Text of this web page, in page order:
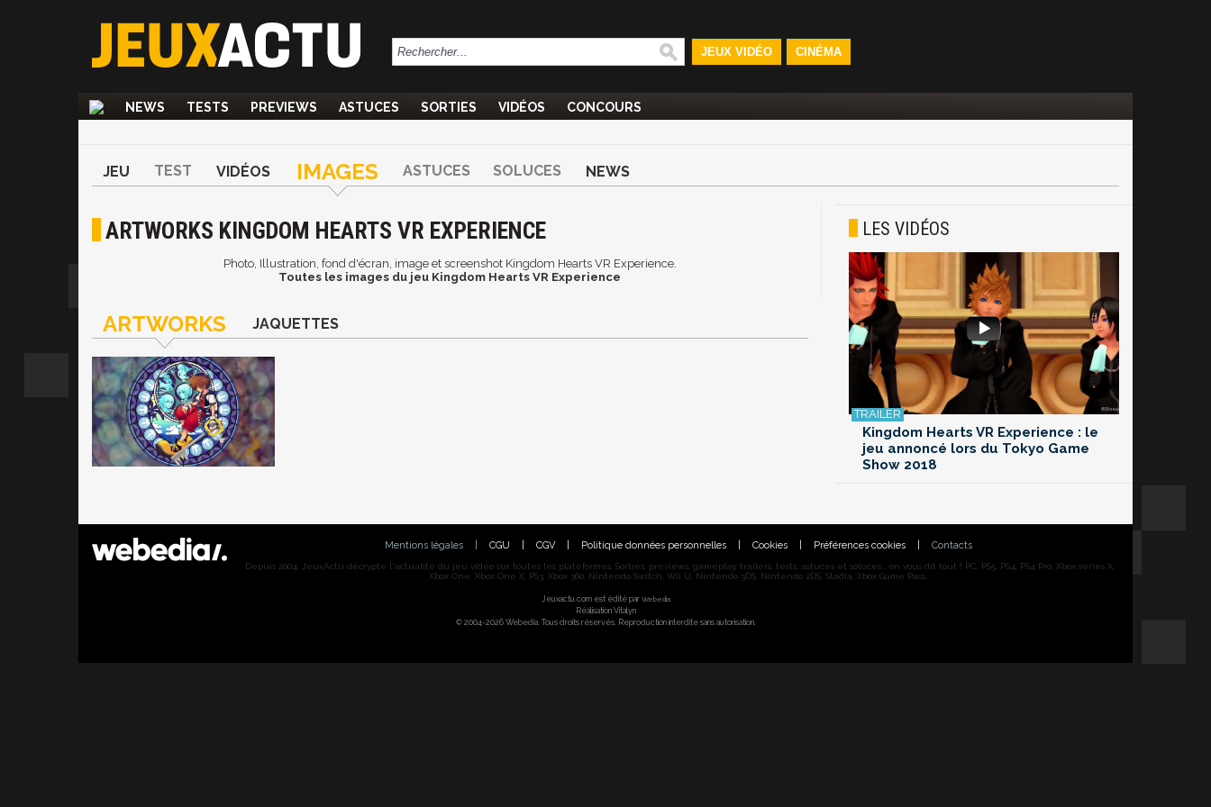
JEUX VIDÉO CINÉMA
NEWS TESTS PREVIEWS ASTUCES SORTIES VIDÉOS CONCOURS
JEU TEST VIDÉOS IMAGES ASTUCES SOLUCES NEWS
ARTWORKS KINGDOM HEARTS VR EXPERIENCE
Photo, Illustration, fond d'écran, image et screenshot Kingdom Hearts VR Experience.
Toutes les images du jeu Kingdom Hearts VR Experience
ARTWORKS JAQUETTES
LES VIDÉOS
Kingdom Hearts VR Experience : le
jeu annoncé lors du Tokyo Game
Show 2018
Mentions légales CGU CGV Politique données personnelles Cookies Préférences cookies Contacts
Depuis 2004, JeuxActu décrypte l'actualité du jeu vidéo sur toutes les plateformes. Sorties, previews, gameplay, trailers, tests, astuces et soluces... on vous dit tout ! PC, PS5, PS4, PS4 Pro, Xbox series X,
Xbox One, Xbox One X, PS3, Xbox 360, Nintendo Switch, Wii U, Nintendo 3DS, Nintendo 2DS, Stadia, Xbox Game Pass...
Jeuxactu.com est édité par Webedia
Réalisation Vitalyn
© 2004-2026 Webedia. Tous droits réservés. Reproduction interdite sans autorisation.